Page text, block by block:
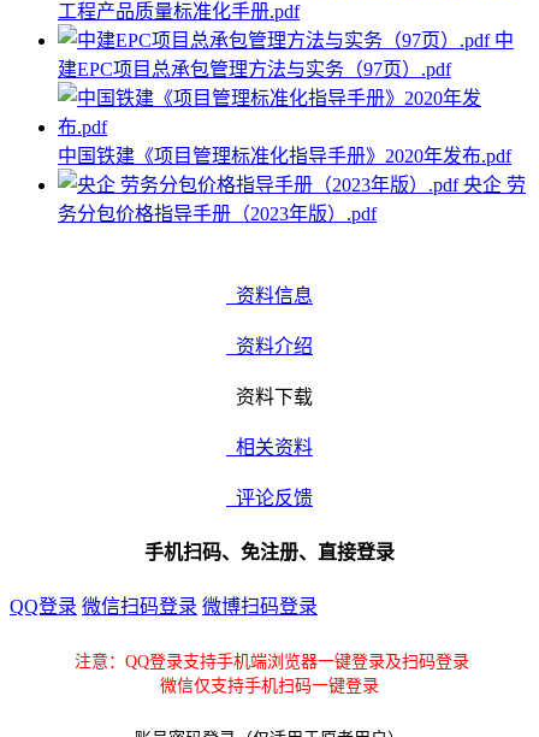
工程产品质量标准化手册.pdf
中
建EPC项目总承包管理方法与实务（97页）.pdf
中国铁建《项目管理标准化指导手册》2020年发布.pdf
央企 劳
务分包价格指导手册（2023年版）.pdf
资料信息
资料介绍
资料下载
相关资料
评论反馈
手机扫码、免注册、直接登录
QQ登录 微信扫码登录 微博扫码登录
注意：QQ登录支持手机端浏览器一键登录及扫码登录
微信仅支持手机扫码一键登录